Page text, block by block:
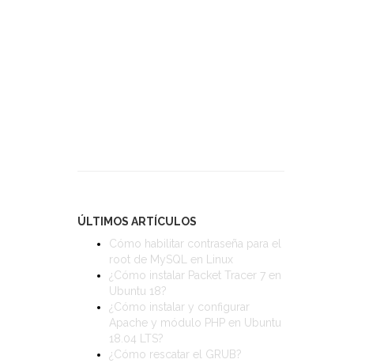
ÚLTIMOS ARTÍCULOS
Cómo habilitar contraseña para el
root de MySQL en Linux
¿Cómo instalar Packet Tracer 7 en
Ubuntu 18?
¿Cómo instalar y configurar
Apache y módulo PHP en Ubuntu
18.04 LTS?
¿Cómo rescatar el GRUB?